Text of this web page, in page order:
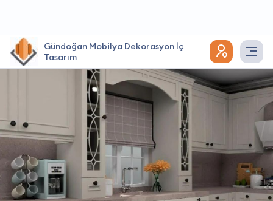
Gündoğan Mobilya Dekorasyon İç
Tasarım